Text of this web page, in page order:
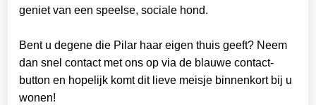
geniet van een speelse, sociale hond.
Bent u degene die Pilar haar eigen thuis geeft? Neem
dan snel contact met ons op via de blauwe contact-
button en hopelijk komt dit lieve meisje binnenkort bij u
wonen!